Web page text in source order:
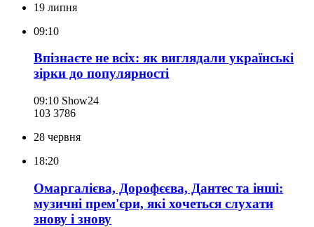
19 липня
09:10
Впізнаєте не всіх: як виглядали українські
зірки до популярності
09:10 Show24
103 3786
28 червня
18:20
Омаргалієва, Дорофєєва, Дантес та інші:
музичні прем'єри, які хочеться слухати
знову і знову